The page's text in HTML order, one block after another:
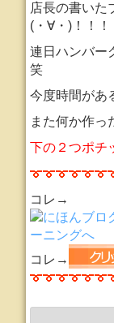
店長の書いた
(・∀・)！！！
連日ハンバー
笑
今度時間があ
また何か作っ
下の２つポチ
コレ→
コレ→